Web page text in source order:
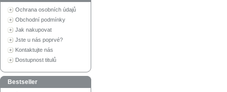
Ochrana osobních údajů
Obchodní podmínky
Jak nakupovat
Jste u nás poprvé?
Kontaktujte nás
Dostupnost titulů
Bestseller